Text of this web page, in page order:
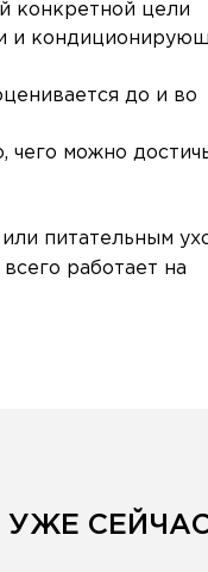
конкретной цели
и
до и во
чего можно
или питательным
работает на
УЖЕ